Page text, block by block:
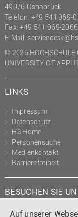
Auf unserer
49076 Osnabrück
Telefon: +49 541 969-0
Fax: +49 541 969-2066
E-Mail:
© 2026 HOCHSCHULE
UNIVERSITY OF
LINKS
Impressum
Datenschutz
HS Home
Personensuche
Medienkontakt
Barrierefreiheit
BESUCHEN SIE